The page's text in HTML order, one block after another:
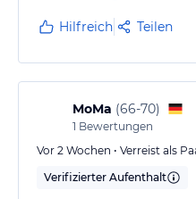
Hilfreich Teilen
MoMa (66-70)
1 Bewertungen
Vor 2 Wochen • Verreist als
Verifizierter Aufenthalt